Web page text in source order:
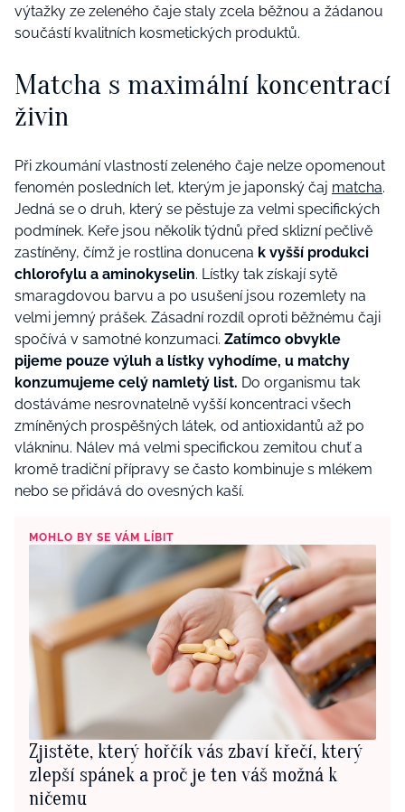
výtažky ze zeleného čaje staly zcela běžnou a žádanou
součástí kvalitních kosmetických produktů.
Matcha s maximální koncentrací
živin
Při zkoumání vlastností zeleného čaje nelze opomenout
fenomén posledních let, kterým je japonský čaj matcha.
Jedná se o druh, který se pěstuje za velmi specifických
podmínek. Keře jsou několik týdnů před sklizní pečlivě
zastíněny, čímž je rostlina donucena k vyšší produkci
chlorofylu a aminokyselin. Lístky tak získají sytě
smaragdovou barvu a po usušení jsou rozemlety na
velmi jemný prášek. Zásadní rozdíl oproti běžnému čaji
spočívá v samotné konzumaci. Zatímco obvykle
pijeme pouze výluh a lístky vyhodíme, u matchy
konzumujeme celý namletý list. Do organismu tak
dostáváme nesrovnatelně vyšší koncentraci všech
zmíněných prospěšných látek, od antioxidantů až po
vlákninu. Nálev má velmi specifickou zemitou chuť a
kromě tradiční přípravy se často kombinuje s mlékem
nebo se přidává do ovesných kaší.
MOHLO BY SE VÁM LÍBIT
Zjistěte, který hořčík vás zbaví křečí, který
zlepší spánek a proč je ten váš možná k
ničemu